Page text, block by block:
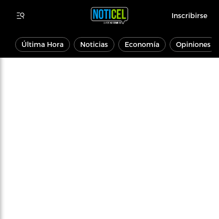
Inscribirse
Última Hora Noticias Economía Opiniones